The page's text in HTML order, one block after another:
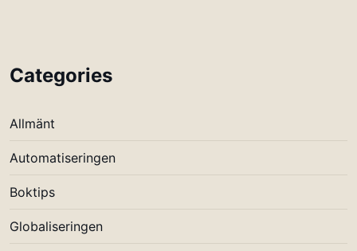
Categories
Allmänt
Automatiseringen
Boktips
Globaliseringen